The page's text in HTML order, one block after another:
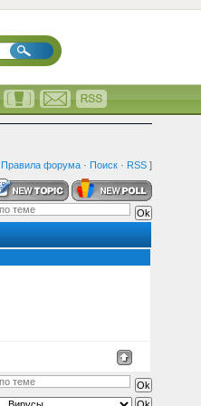
Правила форума· Поиск· RSS]